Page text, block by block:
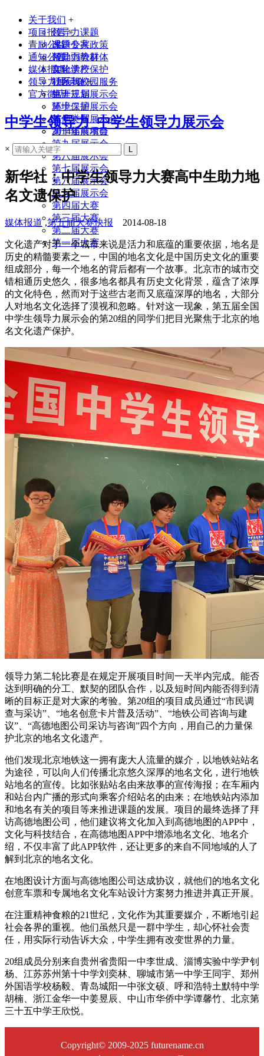
关于我们 +
领导力课题
课题专家
领导力教材
实验学校
联系我们
项目报告 +
改进公共政策
帮助弱势群体
文化遗产保护
社区与校园服务
生涯规划
环境保护
其他类型
2014年前项目
青励公益
通知公告
媒体报道
领导力展示会 +
第十三届展示会
第十二届展示会
第十一届展示会
第十届展示会
第九届展示会
第八届展示会
第七届展示会
第六届展示会
第五届展示会
第四届大赛
第三届大赛
第二届大赛
第一届大赛
官方微店
中学生领导力_中学生领导力展示会
×
新华社：中学生领导力大赛高中生助力地
名文遗保护
媒体报道,第五届大赛快报 2014-08-18
文化遗产对于一个城市来说是活力和底蕴的重要依据，地名是
历史的精髓要素之一，中国的地名文化是中国历史文化的重要
组成部分，每一个地名的背后都有一个故事。北京市的城市交
错相通历史悠久，很多地名都具有历史文化背景，蕴含了浓厚
的文化特色，然而对于这些古老而又底蕴深厚的地名，大部分
人对地名文化选择了漠视和忽略。针对这一现象，第五届全国
中学生领导力展示会的第20组的同学们把目光聚焦于北京的地
名文化遗产保护。
领导力第二轮比赛是在规定开展项目时间一天半内完成。能否
达到明确的分工、默契的团队合作，以及短时间内能否得到清
晰的目标正是对大家的考验。第20组的项目成员通过“市民调
查与采访”、“地名创意卡片普及活动”、“地铁公司咨询与建
议”、“高德地图公司采访与咨询”四个方向，用自己的力量保
护北京的地名文化遗产。
他们发现北京地铁这一拥有庞大人流量的媒介，以地铁站站名
为途径，可以向人们传播北京悠久深厚的地名文化，进行地铁
站地名的宣传。比如张贴站名由来故事的宣传海报；在车厢内
和站台内广播的形式向乘客介绍站名的由来；在地铁站内添加
和地名有关的项目等来推进课题的发展。项目的最终选择了拜
访高德地图公司，他们建议将文化加入到高德地图的APP中，
文化与科技结合，在高德地图APP中增添地名文化、地名介
绍，不仅丰富了此APP软件，还让更多的来自不同地域的人了
解到北京的地名文化。
在地图设计方面与高德地图公司达成协议，就他们的地名文化
创意车票和专属地名文化车站设计方案努力推进并真正开展。
在注重精神食粮的21世纪，文化作为其重要媒介，不断地引起
社会各界的重视。他们虽然只是一群中学生，却心怀社会责
任，用实际行动告诉大众，中学生拥有改变世界的力量。
20组成员分别来自贵州省贵阳一中李世成、淄博实验中学尹钊
杨、江苏苏州第十中学刘奕林、聊城市第一中学王同宇、郑州
外国语学校杨毅、青岛城阳一中张文硕、呼和浩特土默特中学
胡楠、浙江金华一中姜昱辰、中山市华侨中学谭馨竹、北京第
三十五中学王欣悦。
Copyright© 2009-2025 futurename.cn